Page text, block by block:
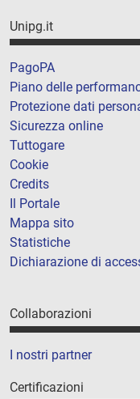
Unipg.it
PagoPA
Piano delle
Protezione dati
Sicurezza online
Tuttogare
Cookie
Credits
Il Portale
Mappa sito
Statistiche
Dichiarazione di
Collaborazioni
I nostri partner
Certificazioni